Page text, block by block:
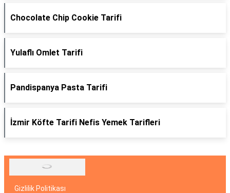
Chocolate Chip Cookie Tarifi
Yulaflı Omlet Tarifi
Pandispanya Pasta Tarifi
İzmir Köfte Tarifi Nefis Yemek Tarifleri
Gizlilik Politikası